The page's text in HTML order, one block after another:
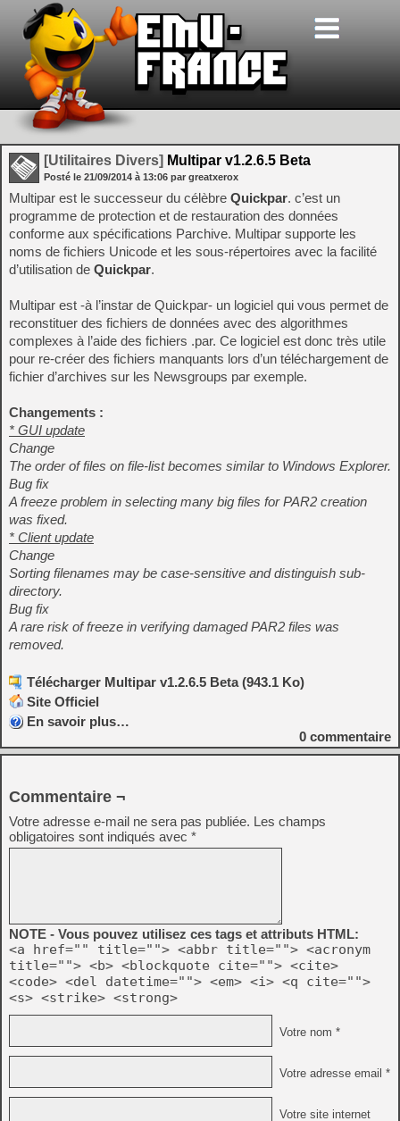
[Utilitaires Divers] Multipar v1.2.6.5 Beta
Posté le 21/09/2014 à 13:06 par greatxerox
Multipar est le successeur du célèbre Quickpar. c’est un
programme de protection et de restauration des données
conforme aux spécifications Parchive. Multipar supporte les
noms de fichiers Unicode et les sous-répertoires avec la facilité
d’utilisation de Quickpar.
Multipar est -à l’instar de Quickpar- un logiciel qui vous permet de
reconstituer des fichiers de données avec des algorithmes
complexes à l’aide des fichiers .par. Ce logiciel est donc très utile
pour re-créer des fichiers manquants lors d’un téléchargement de
fichier d’archives sur les Newsgroups par exemple.
Changements :
* GUI update
Change
The order of files on file-list becomes similar to Windows Explorer.
Bug fix
A freeze problem in selecting many big files for PAR2 creation
was fixed.
* Client update
Change
Sorting filenames may be case-sensitive and distinguish sub-
directory.
Bug fix
A rare risk of freeze in verifying damaged PAR2 files was
removed.
Télécharger Multipar v1.2.6.5 Beta (943.1 Ko)
Site Officiel
En savoir plus…
0 commentaire
Commentaire ¬
Votre adresse e-mail ne sera pas publiée. Les champs
obligatoires sont indiqués avec *
NOTE - Vous pouvez utilisez ces tags et attributs HTML:
<a href="" title=""> <abbr title=""> <acronym
title=""> <b> <blockquote cite=""> <cite>
<code> <del datetime=""> <em> <i> <q cite="">
<s> <strike> <strong>
Votre nom *
Votre adresse email *
Votre site internet